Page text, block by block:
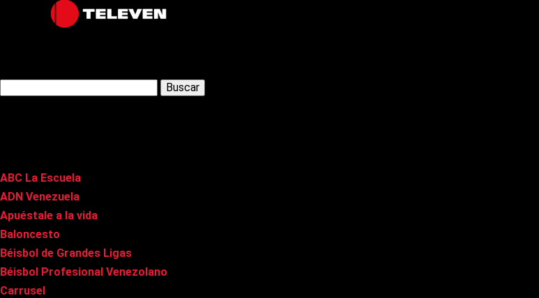
Latest Posts
ABC La Escuela
ADN Venezuela
Apuéstale a la vida
Baloncesto
Béisbol de Grandes Ligas
Béisbol Profesional Venezolano
Carrusel